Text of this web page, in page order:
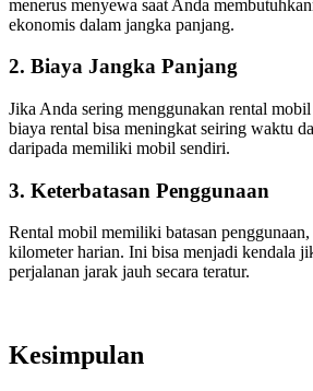
menerus menyewa saat Anda
ekonomis dalam jangka panjang.
2. Biaya Jangka Panjang
Jika Anda sering menggunakan rental
biaya rental bisa meningkat seiring waktu
daripada memiliki mobil sendiri.
3. Keterbatasan Penggunaan
Rental mobil memiliki batasan penggunaan,
kilometer harian. Ini bisa menjadi kendala
perjalanan jarak jauh secara teratur.
Kesimpulan